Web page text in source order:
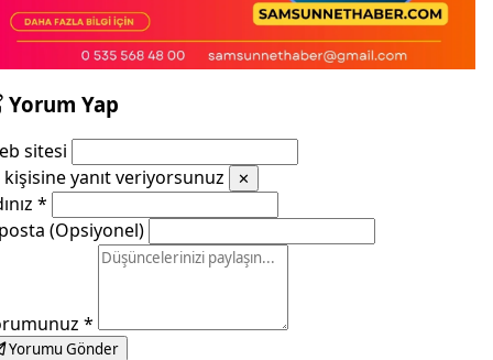
Yorum Yap
sitesi
kişisine yanıt veriyorsunuz
✕
*
(Opsiyonel)
*
Yorumu Gönder